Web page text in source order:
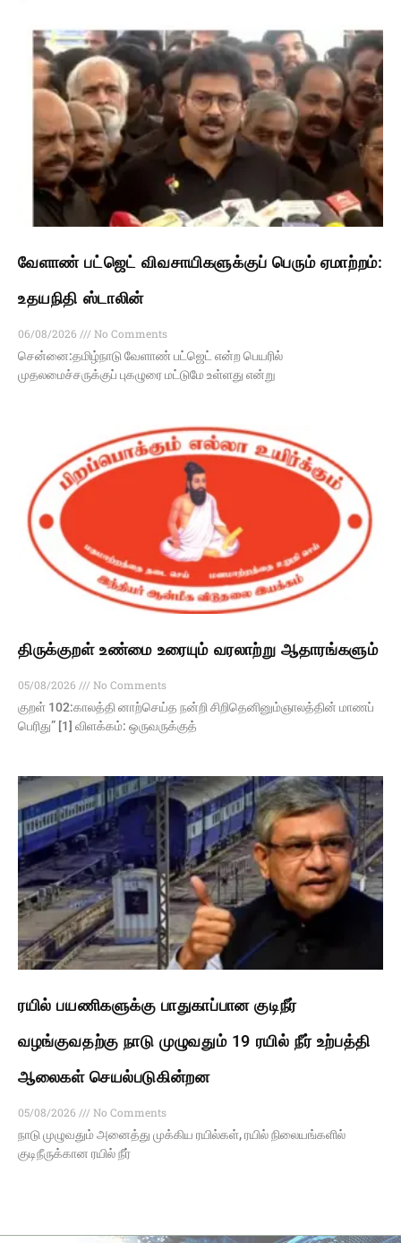
வேளாண் பட்ஜெட் விவசாயிகளுக்குப் பெரும் ஏமாற்றம்:
உதயநிதி ஸ்டாலின்
06/08/2026
No Comments
சென்னை:தமிழ்நாடு வேளாண் பட்ஜெட் என்ற பெயரில்
முதலமைச்சருக்குப் புகழுரை மட்டுமே உள்ளது என்று
திருக்குறள் உண்மை உரையும் வரலாற்று ஆதாரங்களும்
05/08/2026
No Comments
குறள் 102:காலத்தி னாற்செய்த நன்றி சிறிதெனினும்ஞாலத்தின் மாணப்
பெரிது” [1] விளக்கம்: ஒருவருக்குத்
ரயில் பயணிகளுக்கு பாதுகாப்பான குடிநீர்
வழங்குவதற்கு நாடு முழுவதும் 19 ரயில் நீர் உற்பத்தி
ஆலைகள் செயல்படுகின்றன
05/08/2026
No Comments
நாடு முழுவதும் அனைத்து முக்கிய ரயில்கள், ரயில் நிலையங்களில்
குடிநீருக்கான ரயில் நீர்